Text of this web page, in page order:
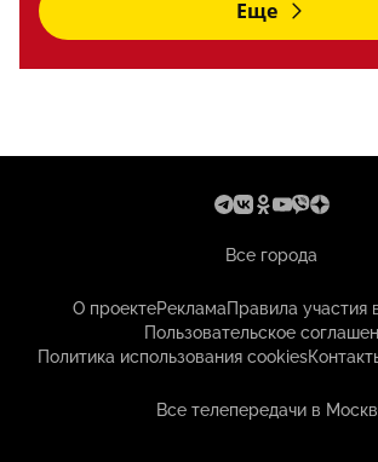
Еще
Все города
О проектеРекламаПравила участия
Пользовательское
Политика использования cookies
Все телепередачи в